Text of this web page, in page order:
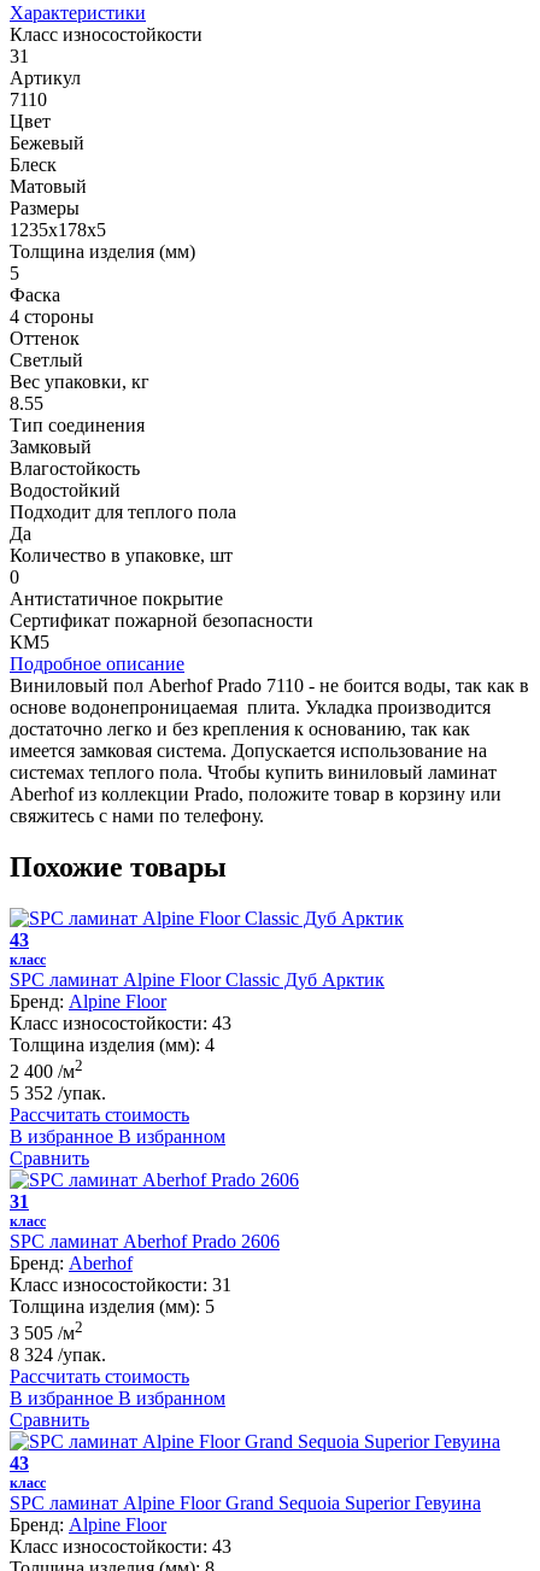
Характеристики
Класс износостойкости
31
Артикул
7110
Цвет
Бежевый
Блеск
Матовый
Размеры
1235x178x5
Толщина изделия (мм)
5
Фаска
4 стороны
Оттенок
Светлый
Вес упаковки, кг
8.55
Тип соединения
Замковый
Влагостойкость
Водостойкий
Подходит для теплого пола
Да
Количество в упаковке, шт
0
Антистатичное покрытие
Сертификат пожарной безопасности
КМ5
Подробное описание
Виниловый пол Aberhof Prado 7110 - не боится воды, так как в
основе водонепроницаемая плита. Укладка производится
достаточно легко и без крепления к основанию, так как
имеется замковая система. Допускается использование на
системах теплого пола. Чтобы купить виниловый ламинат
Aberhof из коллекции Prado, положите товар в корзину или
свяжитесь с нами по телефону.
Похожие товары
43
класс
SPC ламинат Alpine Floor Classic Дуб Арктик
Бренд: Alpine Floor
Класс износостойкости: 43
Толщина изделия (мм): 4
2 400 /м2
5 352 /упак.
Рассчитать стоимость
В избранное В избранном
Сравнить
31
класс
SPC ламинат Aberhof Prado 2606
Бренд: Aberhof
Класс износостойкости: 31
Толщина изделия (мм): 5
3 505 /м2
8 324 /упак.
Рассчитать стоимость
В избранное В избранном
Сравнить
43
класс
SPC ламинат Alpine Floor Grand Sequoia Superior Гевуина
Бренд: Alpine Floor
Класс износостойкости: 43